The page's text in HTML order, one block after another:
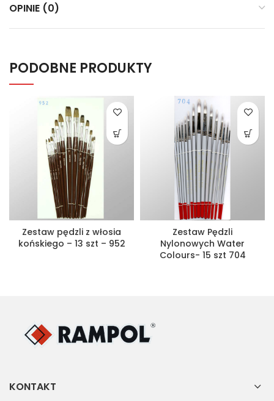
OPINIE (0)
PODOBNE PRODUKTY
Zestaw pędzli z włosia
końskiego – 13 szt – 952
Zestaw Pędzli
Nylonowych Water
Colours- 15 szt 704
KONTAKT